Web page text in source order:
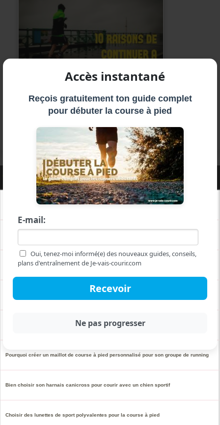
Accès instantané
Reçois gratuitement ton guide complet
pour débuter la course à pied
E-mail:
Oui, tenez-moi informé(e) des nouveaux guides, conseils,
plans d'entraînement de Je-vais-courir.com
hiver et par mauvais temps en profitant de
ces arguments qui vont vous faire sortir
courir quel que soit la météo.
Articles sur le
même sujet
Bracelet nylon pour montre running : avis, avantages et compatibilité
Quelle montre pour courir sans téléphone
Veste trail imperméable : les différents niveaux d'imperméabilité en Schmerber
Pourquoi créer un maillot de course à pied personnalisé pour son groupe de running
Bien choisir son harnais canicross pour courir avec un chien sportif
Choisir des lunettes de sport polyvalentes pour la course à pied